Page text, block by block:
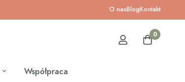
O nasBlogKontakt
0
Współpraca